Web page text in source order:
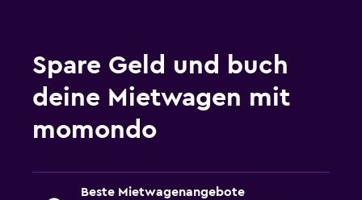
Spare Geld und buch
deine Mietwagen mit
momondo
Beste Mietwagenangebote